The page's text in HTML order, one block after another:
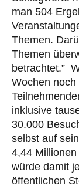
man 504
Themen.
Themen
betrachtet.”
Wochen noch
inklusive
30.000
selbst auf
4,44
würde damit
öffentlichen